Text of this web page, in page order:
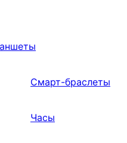
Смарт-браслеты
Часы